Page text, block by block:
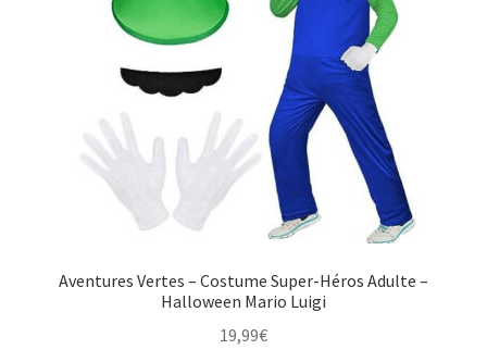
Aventures Vertes – Costume Super-Héros Adulte –
Halloween Mario Luigi
19,99€